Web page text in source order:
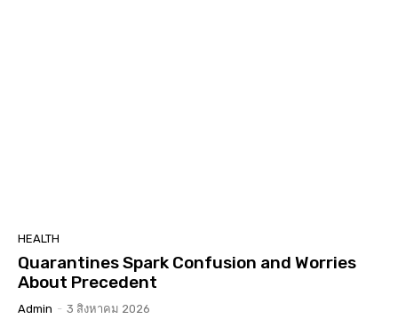
HEALTH
Quarantines Spark Confusion and Worries
About Precedent
Admin - 3 สิงหาคม 2026